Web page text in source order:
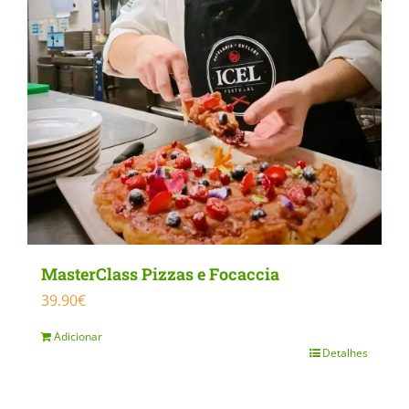
chosen
on
the
product
page
MasterClass Pizzas e Focaccia
39.90€
Adicionar
Detalhes